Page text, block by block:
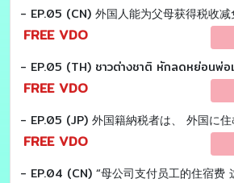
FREE VDO
FREE VDO
FREE VDO